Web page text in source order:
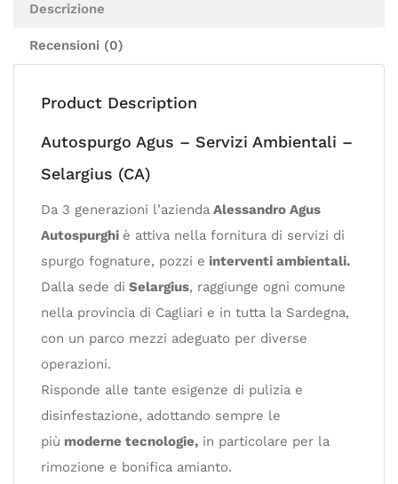
Descrizione
Recensioni (0)
Product Description
Autospurgo Agus – Servizi Ambientali –
Selargius (CA)
Da 3 generazioni l’azienda Alessandro Agus
Autospurghi è attiva nella fornitura di servizi di
spurgo fognature, pozzi e interventi ambientali.
Dalla sede di Selargius, raggiunge ogni comune
nella provincia di Cagliari e in tutta la Sardegna,
con un parco mezzi adeguato per diverse
operazioni.
Risponde alle tante esigenze di pulizia e
disinfestazione, adottando sempre le
più moderne tecnologie, in particolare per la
rimozione e bonifica amianto.